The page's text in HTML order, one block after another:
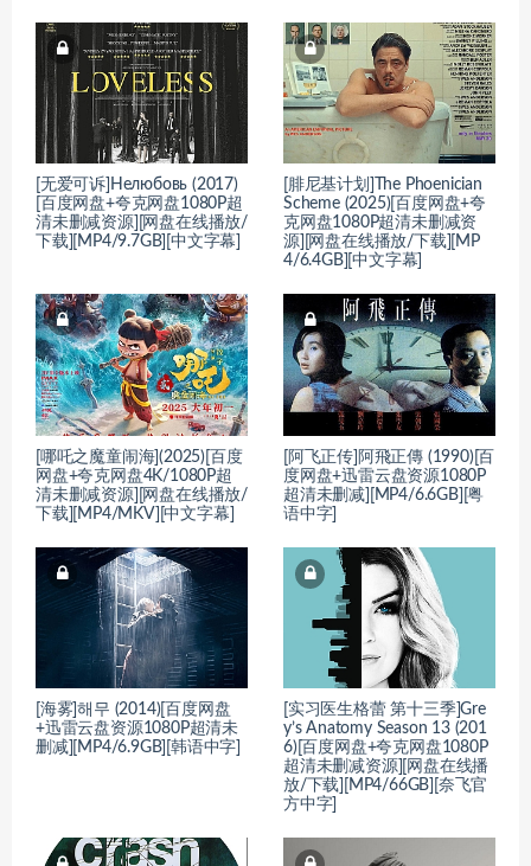
[无爱可诉]Нелюбовь (2017)
[百度网盘+夸克网盘1080P超
清未删减资源][网盘在线播放/
下载][MP4/9.7GB][中文字幕]
[腓尼基计划]The Phoenician
Scheme (2025)[百度网盘+夸
克网盘1080P超清未删减资
源][网盘在线播放/下载][MP
4/6.4GB][中文字幕]
[哪吒之魔童闹海](2025)[百度
网盘+夸克网盘4K/1080P超
清未删减资源][网盘在线播放/
下载][MP4/MKV][中文字幕]
[阿飞正传]阿飛正傳 (1990)[百
度网盘+迅雷云盘资源1080P
超清未删减][MP4/6.6GB][粤
语中字]
[海雾]해무 (2014)[百度网盘
+迅雷云盘资源1080P超清未
删减][MP4/6.9GB][韩语中字]
[实习医生格蕾 第十三季]Gre
y’s Anatomy Season 13 (201
6)[百度网盘+夸克网盘1080P
超清未删减资源][网盘在线播
放/下载][MP4/66GB][奈飞官
方中字]